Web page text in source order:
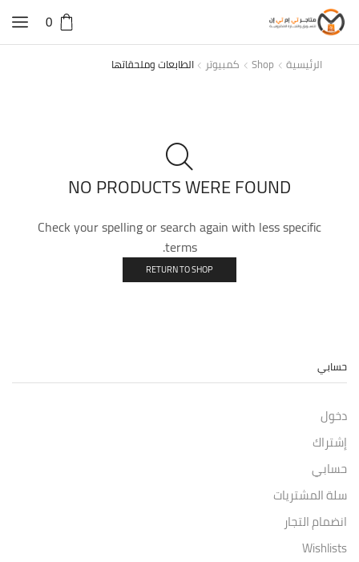
0
الرئيسية Shop كمبيوتر الطابعات وملحقاتها
NO PRODUCTS WERE FOUND
Check your spelling or search again with less specific
terms.
RETURN TO SHOP
حسابي
دخول
إشتراك
حسابي
سلة المشتريات
انضمام التجار
Wishlists